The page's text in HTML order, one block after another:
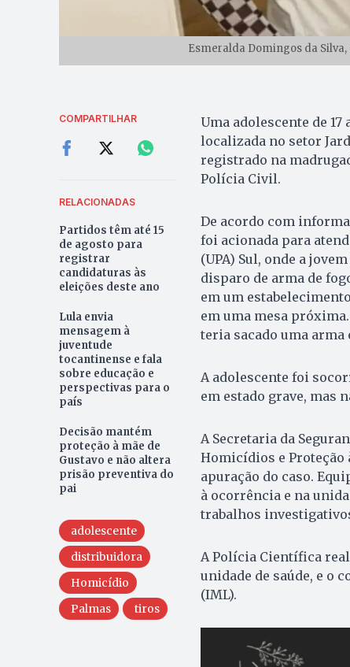
Esmeralda Domingos da Silva,
COMPARTILHAR
RELACIONADAS
Partidos têm até 15
de agosto para
registrar
candidaturas às
eleições deste ano
Lula envia
mensagem à
juventude
tocantinense e fala
sobre educação e
perspectivas para o
país
Decisão mantém
proteção à mãe de
Gustavo e não altera
prisão preventiva do
pai
adolescente
distribuidora
Homicídio
Palmas
tiros
Uma adolescente de
localizada no setor
registrado na
Polícia Civil.
De acordo com
foi acionada para
(UPA) Sul, onde a
disparo de arma de
em um
em uma mesa
teria sacado uma arma
A adolescente foi
em estado grave, mas
A Secretaria da
Homicídios e Proteção
apuração do caso.
à ocorrência e na
trabalhos
A Polícia Científica
unidade de saúde, e o
(IML).